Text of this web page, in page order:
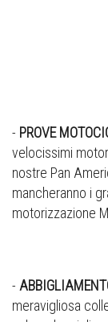
- PROVE
velocissimi
nostre Pan
mancheranno i
motorizzazione
-
meravigliosa